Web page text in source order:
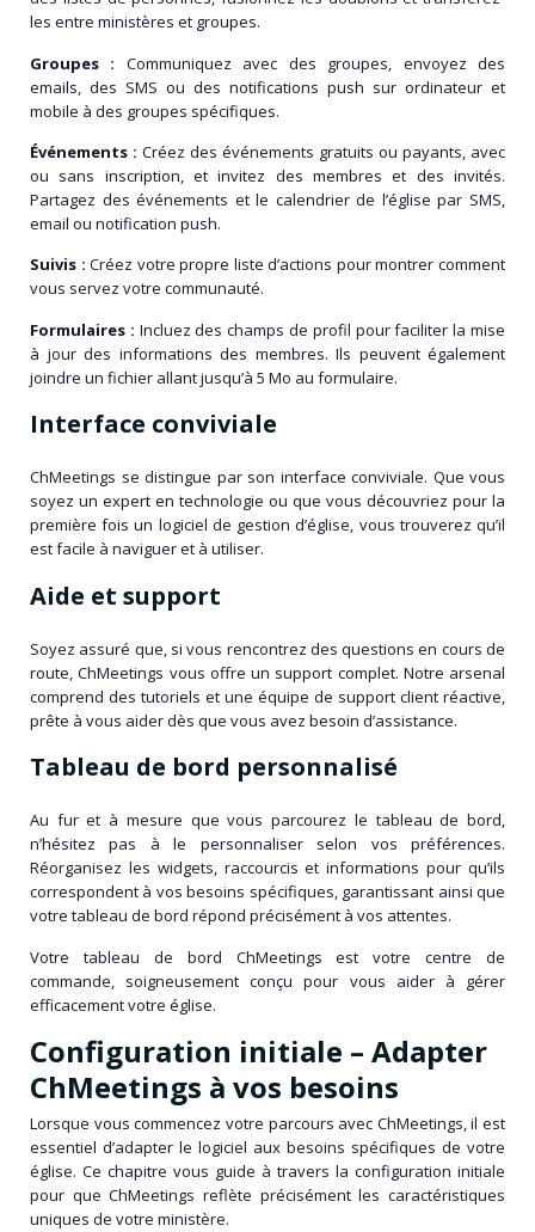
les entre ministères et groupes.
Groupes : Communiquez avec des groupes, envoyez des
emails, des SMS ou des notifications push sur ordinateur et
mobile à des groupes spécifiques.
Événements : Créez des événements gratuits ou payants, avec
ou sans inscription, et invitez des membres et des invités.
Partagez des événements et le calendrier de l’église par SMS,
email ou notification push.
Suivis : Créez votre propre liste d’actions pour montrer comment
vous servez votre communauté.
Formulaires : Incluez des champs de profil pour faciliter la mise
à jour des informations des membres. Ils peuvent également
joindre un fichier allant jusqu’à 5 Mo au formulaire.
Interface conviviale
ChMeetings se distingue par son interface conviviale. Que vous
soyez un expert en technologie ou que vous découvriez pour la
première fois un logiciel de gestion d’église, vous trouverez qu’il
est facile à naviguer et à utiliser.
Aide et support
Soyez assuré que, si vous rencontrez des questions en cours de
route, ChMeetings vous offre un support complet. Notre arsenal
comprend des tutoriels et une équipe de support client réactive,
prête à vous aider dès que vous avez besoin d’assistance.
Tableau de bord personnalisé
Au fur et à mesure que vous parcourez le tableau de bord,
n’hésitez pas à le personnaliser selon vos préférences.
Réorganisez les widgets, raccourcis et informations pour qu’ils
correspondent à vos besoins spécifiques, garantissant ainsi que
votre tableau de bord répond précisément à vos attentes.
Votre tableau de bord ChMeetings est votre centre de
commande, soigneusement conçu pour vous aider à gérer
efficacement votre église.
Configuration initiale – Adapter
ChMeetings à vos besoins
Lorsque vous commencez votre parcours avec ChMeetings, il est
essentiel d’adapter le logiciel aux besoins spécifiques de votre
église. Ce chapitre vous guide à travers la configuration initiale
pour que ChMeetings reflète précisément les caractéristiques
uniques de votre ministère.